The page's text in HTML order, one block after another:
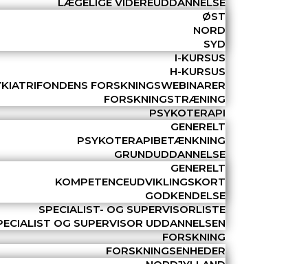
ØST
NORD
SYD
I-KURSUS
H-KURSUS
FORSKNINGSWEBINARER
FORSKNINGSTRÆNING
PSYKOTERAPI
GENERELT
PSYKOTERAPIBETÆNKNING
GRUNDUDDANNELSE
GENERELT
KOMPETENCEUDVIKLINGSKORT
GODKENDELSE
SPECIALIST- OG SUPERVISORLISTE
OG SUPERVISOR UDDANNELSEN
FORSKNING
FORSKNINGSENHEDER